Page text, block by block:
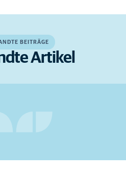
BEITRÄGE
Artikel